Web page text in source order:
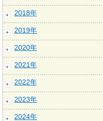
2018年
2019年
2020年
2021年
2022年
2023年
2024年